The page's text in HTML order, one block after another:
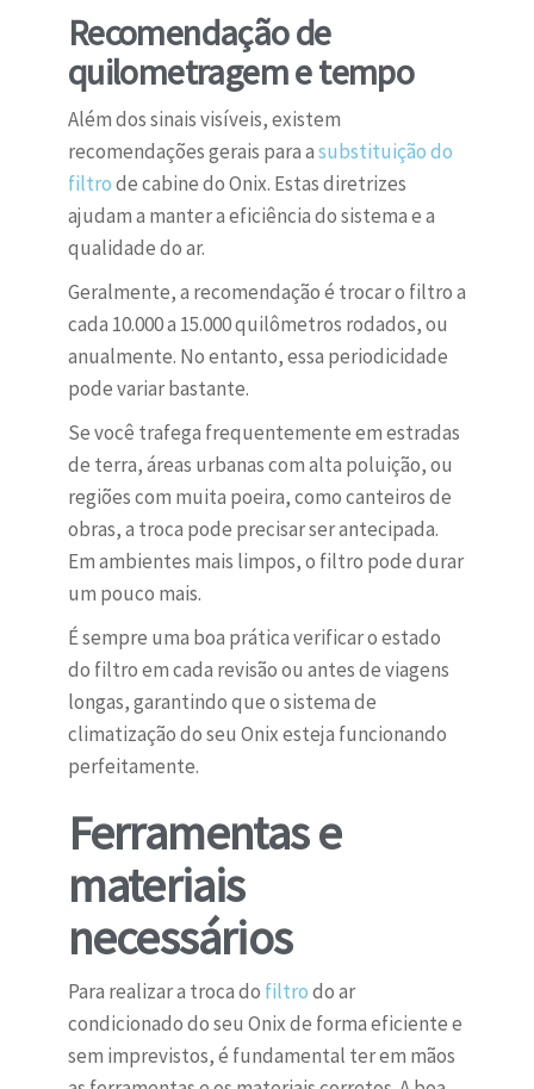
Recomendação de
quilometragem e tempo
Além dos sinais visíveis, existem
recomendações gerais para asubstituição do
filtrode cabine do Onix. Estas diretrizes
ajudam a manter a eficiência do sistema e a
qualidade do ar.
Geralmente, a recomendação é trocar o filtro a
cada 10.000 a 15.000 quilômetros rodados, ou
anualmente. No entanto, essa periodicidade
pode variar bastante.
Se você trafega frequentemente em estradas
de terra, áreas urbanas com alta poluição, ou
regiões com muita poeira, como canteiros de
obras, a troca pode precisar ser antecipada.
Em ambientes mais limpos, o filtro pode durar
um pouco mais.
É sempre uma boa prática verificar o estado
do filtro em cada revisão ou antes de viagens
longas, garantindo que o sistema de
climatização do seu Onix esteja funcionando
perfeitamente.
Ferramentas e
materiais
necessários
Para realizar a troca do filtrodo ar
condicionado do seu Onix de forma eficiente e
sem imprevistos, é fundamental ter em mãos